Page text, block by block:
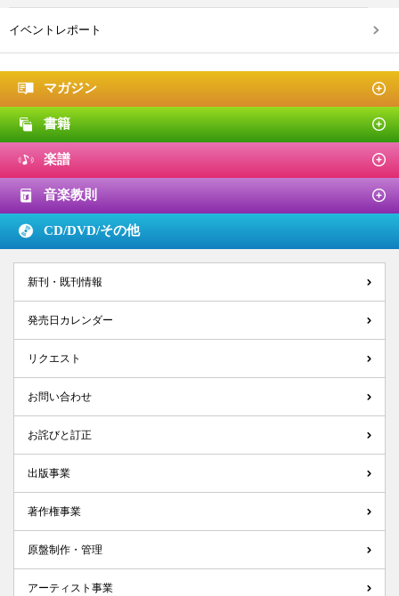
イベントレポート
マガジン
書籍
楽譜
音楽教則
CD/DVD/その他
新刊・既刊情報
発売日カレンダー
リクエスト
お問い合わせ
お詫びと訂正
出版事業
著作権事業
原盤制作・管理
アーティスト事業